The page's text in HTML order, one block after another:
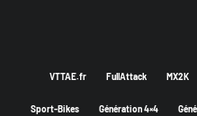
VTTAE.fr FullAttack MX2K
Sport-Bikes Génération 4×4